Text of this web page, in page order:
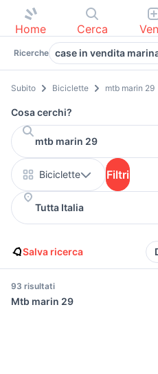
Home Cerca
Ricerche case in vendita
Subito Biciclette mtb marin 29
Cosa cerchi?
Biciclette Filtri
Salva ricerca
93 risultati
Mtb marin 29